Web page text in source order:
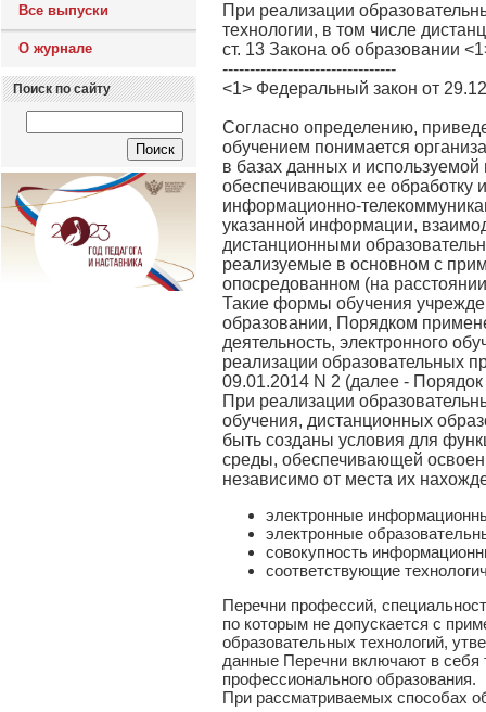
Все выпуски
О журнале
Поиск по сайту
При реализации
технологии, в том числе
ст. 13 Закона об образовании
--------------------------------
<1> Федеральный закон от
Согласно определению,
обучением понимается
в базах данных и
обеспечивающих ее обработку
информационно-
указанной информации,
дистанционными
реализуемые в основном с
опосредованном (на
Такие формы обучения
образовании, Порядком
деятельность, электронного
реализации образовательных
09.01.2014 N 2 (далее - Порядок
При реализации
обучения, дистанционных
быть созданы условия для
среды, обеспечивающей
независимо от места их
электронные
электронные
совокупность
соответствующие
Перечни профессий,
по которым не допускается с
образовательных технологий,
данные Перечни включают в себя
профессионального образования.
При рассматриваемых способах